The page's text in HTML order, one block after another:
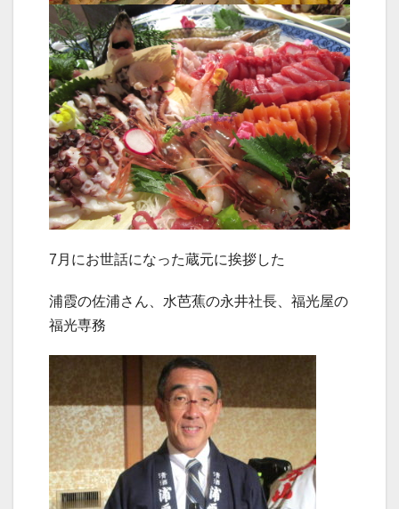
7月にお世話になった蔵元に挨拶した
浦霞の佐浦さん、水芭蕉の永井社長、福光屋の
福光専務